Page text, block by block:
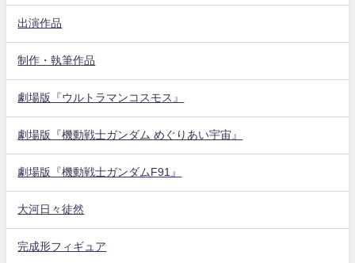
出演作品
制作・執筆作品
劇場版『ウルトラマンコスモス』
劇場版『機動戦士ガンダム めぐりあい宇宙』
劇場版『機動戦士ガンダムF91』
大河日々徒然
完成形フィギュア